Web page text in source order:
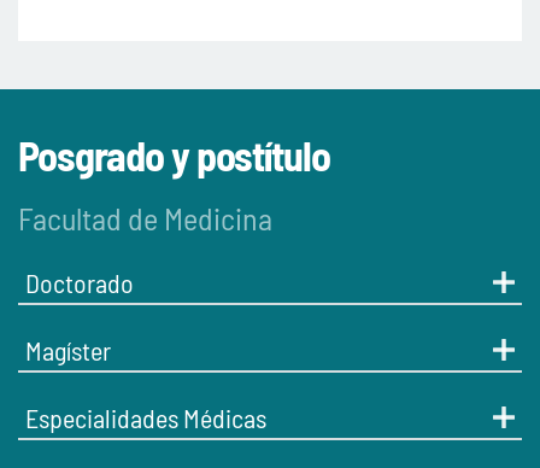
Posgrado y postítulo
Facultad de Medicina
Doctorado
Magíster
Especialidades Médicas